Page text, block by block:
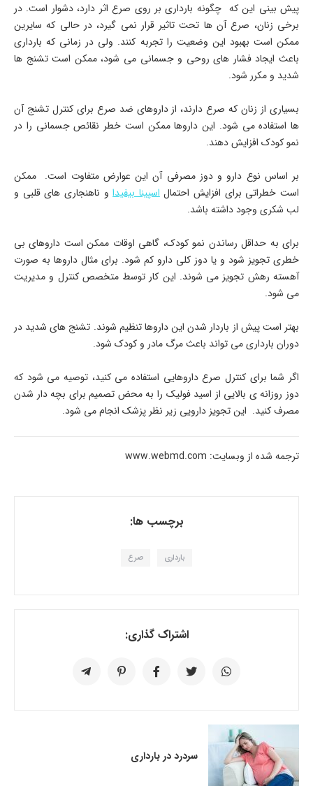
پیش بینی این که چگونه بارداری بر روی صرع اثر دارد، دشوار است. در
برخی زنان، صرع آن ها تحت تاثیر قرار نمی گیرد، در حالی که سایرین
ممکن است بهبود این وضعیت را تجربه کنند. ولی در زمانی که بارداری
باعث ایجاد فشار های روحی و جسمانی می شود، ممکن است تشنج ها
شدید و مکرر شود.
بسیاری از زنان که صرع دارند، از داروهای ضد صرع برای کنترل تشنج آن
ها استفاده می شود. این داروها ممکن است خطر نقائص جسمانی را در
نمو کودک افزایش دهند.
بر اساس نوع دارو و دوز مصرفی آن این عوارض متفاوت است. ممکن
است خطراتی برای افزایش احتمالاسپینا بیفیداو ناهنجاری های قلبی و
لب شکری وجود داشته باشد.
برای به حداقل رساندن نمو کودک، گاهی اوقات ممکن است داروهای بی
خطری تجویز شود و یا دوز کلی دارو کم شود. برای مثال داروها به صورت
آهسته رهش تجویز می شوند. این کار توسط متخصص کنترل و مدیریت
می شود.
بهتر است پیش از باردار شدن این داروها تنظیم شوند. تشنج های شدید در
دوران بارداری می تواند باعث مرگ مادر و کودک شود.
اگر شما برای کنترل صرع داروهایی استفاده می کنید، توصیه می شود که
دوز روزانه ی بالایی از اسید فولیک را به محض تصمیم برای بچه دار شدن
مصرف کنید. این تجویز دارویی زیر نظر پزشک انجام می شود.
ترجمه شده از وبسایت: www.webmd.com
برچسب ها:
بارداری صرع
اشتراک گذاری:
سردرد در بارداری